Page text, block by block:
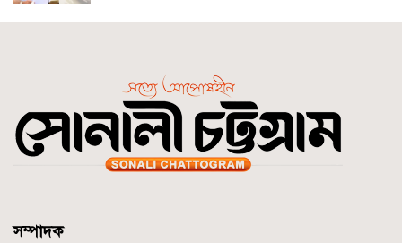
সম্পাদক